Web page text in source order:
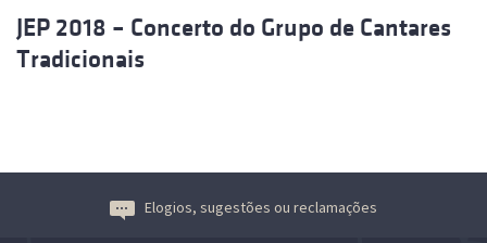
JEP 2018 – Concerto do Grupo de Cantares
Tradicionais
Elogios, sugestões ou reclamações